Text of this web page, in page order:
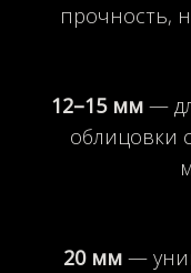
прочность,
12–15 мм —
облицовки
20 мм —